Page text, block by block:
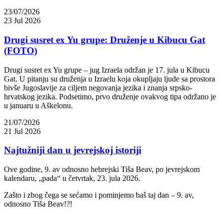
23/07/2026
23 Jul 2026
Drugi susret ex Yu grupe: Druženje u Kibucu Gat
(FOTO)
Drugi susret ex Yu grupe – jug Izraela održan je 17. jula u Kibucu
Gat. U pitanju su druženja u Izraelu koja okupljaju ljude sa prostora
bivše Jugoslavije za ciljem negovanja jezika i znanja srpsko-
hrvatskog jezika. Podsetimo, prvo druženje ovakvog tipa održano je
u januaru u Aškelonu.
21/07/2026
21 Jul 2026
Najtužniji dan u jevrejskoj istoriji
Ove godine, 9. av odnosno hebrejski Tiša Beav, po jevrejskom
kalendaru, „pada“ u četvrtak, 23. jula 2026.
Zašto i zbog čega se sećamo i pominjemo baš taj dan – 9. av,
odnosno Tiša Beav!?!